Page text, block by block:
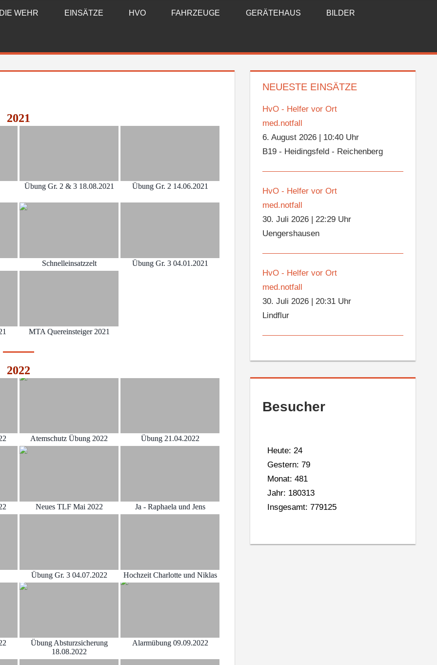
DIE WEHR EINSÄTZE HVO FAHRZEUGE GERÄTEHAUS BILDER
2021
Übung Gr. 2 & 3 18.08.2021 Übung Gr. 2 14.06.2021
Schnelleinsatzzelt Übung Gr. 3 04.01.2021
MTA Quereinsteiger 2021
2022
Atemschutz Übung 2022 Übung 21.04.2022
Neues TLF Mai 2022 Ja - Raphaela und Jens
Übung Gr. 3 04.07.2022 Hochzeit Charlotte und Niklas
Übung Absturzsicherung
18.08.2022
Alarmübung 09.09.2022
NEUESTE EINSÄTZE
HvO - Helfer vor Ort
med.notfall
6. August 2026
10:40 Uhr
B19 - Heidingsfeld - Reichenberg
HvO - Helfer vor Ort
med.notfall
30. Juli 2026 |22:29 Uhr
Uengershausen
HvO - Helfer vor Ort
med.notfall
30. Juli 2026 |20:31 Uhr
Lindflur
Besucher
Heute: 24
Gestern: 79
Monat: 481
Jahr: 180313
Insgesamt: 779125